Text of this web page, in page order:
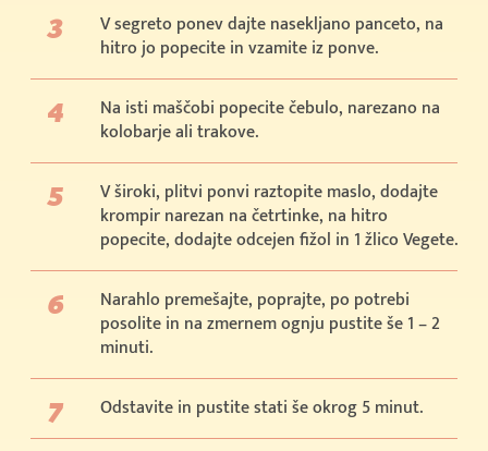
V segreto ponev dajte nasekljano panceto, na
hitro jo popecite in vzamite iz ponve.
Na isti maščobi popecite čebulo, narezano na
kolobarje ali trakove.
V široki, plitvi ponvi raztopite maslo, dodajte
krompir narezan na četrtinke, na hitro
popecite, dodajte odcejen fižol in 1 žlico Vegete.
Narahlo premešajte, poprajte, po potrebi
posolite in na zmernem ognju pustite še 1 – 2
minuti.
Odstavite in pustite stati še okrog 5 minut.